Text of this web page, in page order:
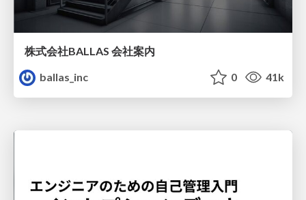
株式会社BALLAS 会社案内
ballas_inc
0 41k